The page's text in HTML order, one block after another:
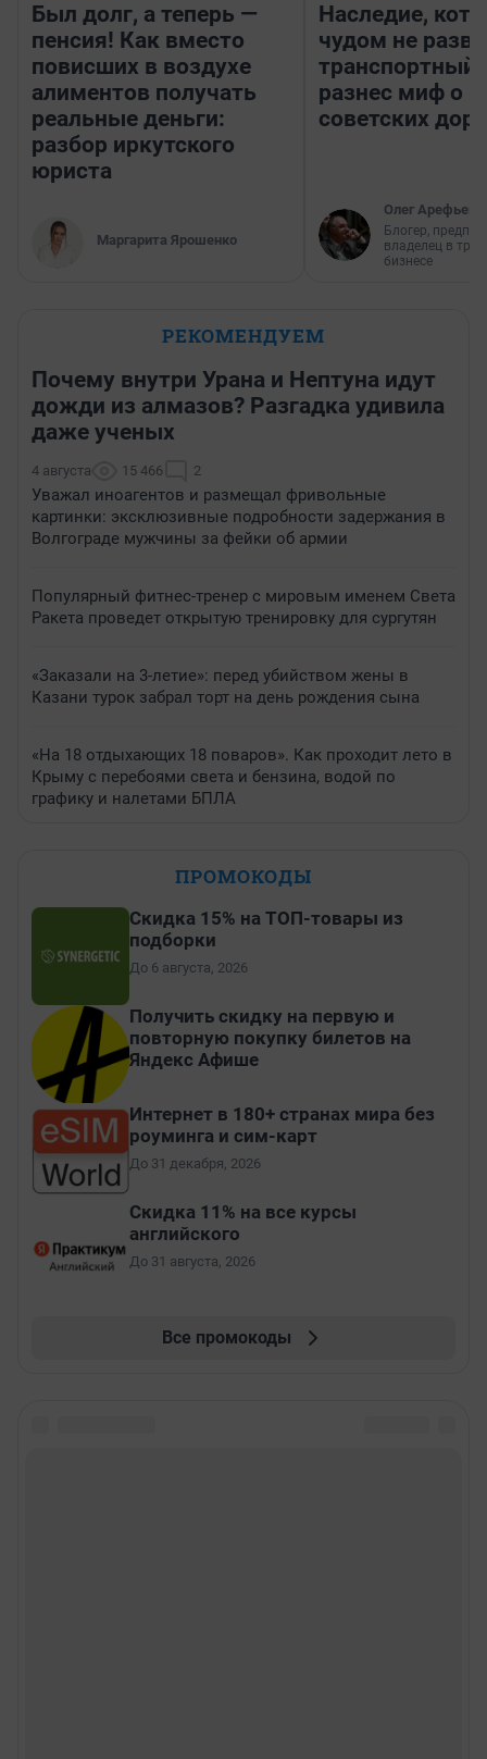
Был долг, а теперь —
пенсия! Как вместо
повисших в воздухе
алиментов получать
реальные деньги:
разбор иркутского
юриста
Маргарита Ярошенко
Наследие,
чудом не
транспортный
разнес миф о
советских
Олег Арефьев
Блогер,
владелец в
бизнесе
РЕКОМЕНДУЕМ
Почему внутри Урана и Нептуна идут
дожди из алмазов? Разгадка удивила
даже ученых
4 августа 15 466 2
Уважал иноагентов и размещал фривольные
картинки: эксклюзивные подробности задержания в
Волгограде мужчины за фейки об армии
Популярный фитнес-тренер с мировым именем Света
Ракета проведет открытую тренировку для сургутян
«Заказали на 3-летие»: перед убийством жены в
Казани турок забрал торт на день рождения сына
«На 18 отдыхающих 18 поваров». Как проходит лето в
Крыму с перебоями света и бензина, водой по
графику и налетами БПЛА
ПРОМОКОДЫ
Скидка 15% на ТОП-товары из
подборки
До 6 августа, 2026
Получить скидку на первую и
повторную покупку билетов на
Яндекс Афише
Интернет в 180+ странах мира без
роуминга и сим-карт
До 31 декабря, 2026
Скидка 11% на все курсы
английского
До 31 августа, 2026
Все промокоды